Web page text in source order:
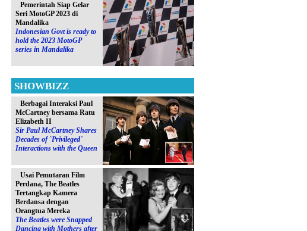
Pemerintah Siap Gelar
Seri MotoGP 2023 di
Mandalika
Indonesian Govt is ready to
hold the 2023 MotoGP
series in Mandalika
SHOWBIZZ
Berbagai Interaksi Paul
McCartney bersama Ratu
Elizabeth II
Sir Paul McCartney Shares
Decades of `Privileged´
Interactions with the Queen
Usai Pemutaran Film
Perdana, The Beatles
Tertangkap Kamera
Berdansa dengan
Orangtua Mereka
The Beatles were Snapped
Dancing with Mothers after